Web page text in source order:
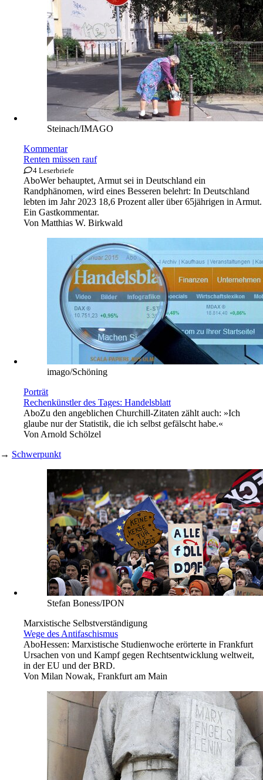
Steinach/IMAGO
Kommentar
Renten müssen rauf
4 Leserbriefe
AboWer behauptet, Armut sei in Deutschland ein
Randphänomen, wird eines Besseren belehrt: In Deutschland
lebten im Jahr 2023 18,6 Prozent aller über 65jährigen in Armut.
Ein Gastkommentar.
Von Matthias W. Birkwald
imago/Schöning
Porträt
Rechenkünstler des Tages: Handelsblatt
AboZu den angeblichen Churchill-Zitaten zählt auch: »Ich
glaube nur der Statistik, die ich selbst gefälscht habe.«
Von Arnold Schölzel
→ Schwerpunkt
Stefan Boness/IPON
Marxistische Selbstverständigung
Wege des Antifaschismus
AboHessen: Marxistische Studienwoche erörterte in Frankfurt
Ursachen von und Kampf gegen Rechtsentwicklung weltweit,
in der EU und der BRD.
Von Milan Nowak, Frankfurt am Main